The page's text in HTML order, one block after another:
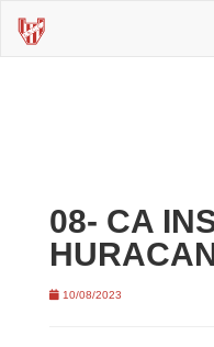
08- CA
10/08/2023